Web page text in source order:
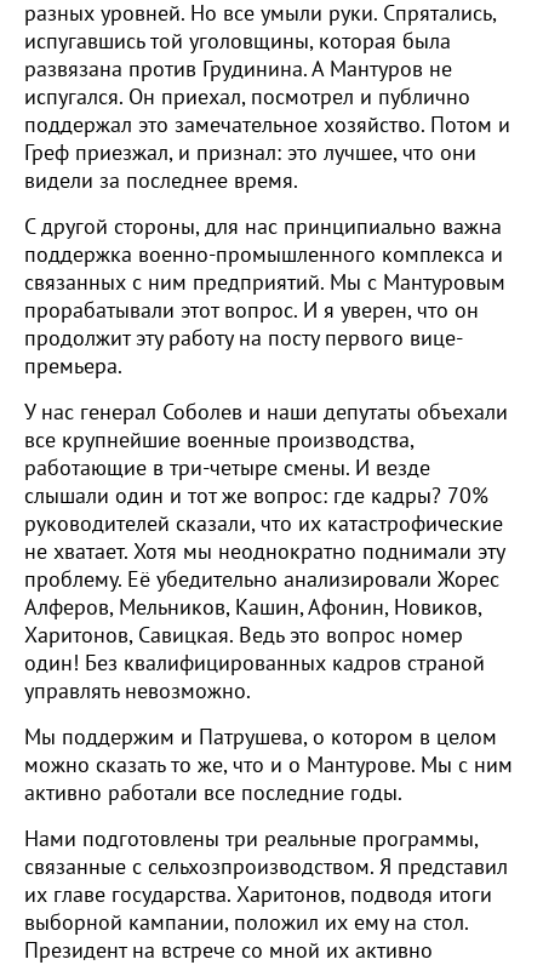
разных уровней. Но все умыли руки. Спрятались,
испугавшись той уголовщины, которая была
развязана против Грудинина. А Мантуров не
испугался. Он приехал, посмотрел и публично
поддержал это замечательное хозяйство. Потом и
Греф приезжал, и признал: это лучшее, что они
видели за последнее время.
С другой стороны, для нас принципиально важна
поддержка военно-промышленного комплекса и
связанных с ним предприятий. Мы с Мантуровым
прорабатывали этот вопрос. И я уверен, что он
продолжит эту работу на посту первого вице-
премьера.
У нас генерал Соболев и наши депутаты объехали
все крупнейшие военные производства,
работающие в три-четыре смены. И везде
слышали один и тот же вопрос: где кадры? 70%
руководителей сказали, что их катастрофические
не хватает. Хотя мы неоднократно поднимали эту
проблему. Её убедительно анализировали Жорес
Алферов, Мельников, Кашин, Афонин, Новиков,
Харитонов, Савицкая. Ведь это вопрос номер
один! Без квалифицированных кадров страной
управлять невозможно.
Мы поддержим и Патрушева, о котором в целом
можно сказать то же, что и о Мантурове. Мы с ним
активно работали все последние годы.
Нами подготовлены три реальные программы,
связанные с сельхозпроизводством. Я представил
их главе государства. Харитонов, подводя итоги
выборной кампании, положил их ему на стол.
Президент на встрече со мной их активно